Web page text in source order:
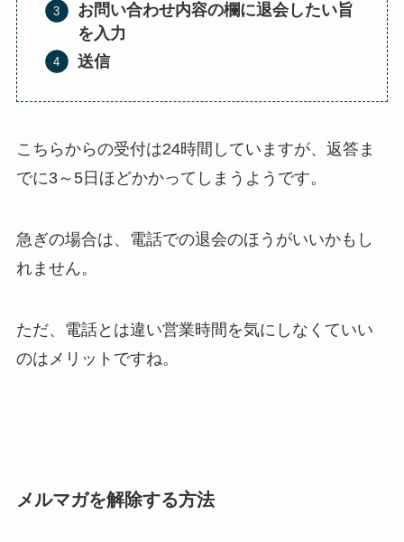
お問い合わせ内容の欄に退会したい旨
を入力
送信
こちらからの受付は24時間していますが、返答ま
でに3～5日ほどかかってしまうようです。
急ぎの場合は、電話での退会のほうがいいかもし
れません。
ただ、電話とは違い営業時間を気にしなくていい
のはメリットですね。
メルマガを解除する方法